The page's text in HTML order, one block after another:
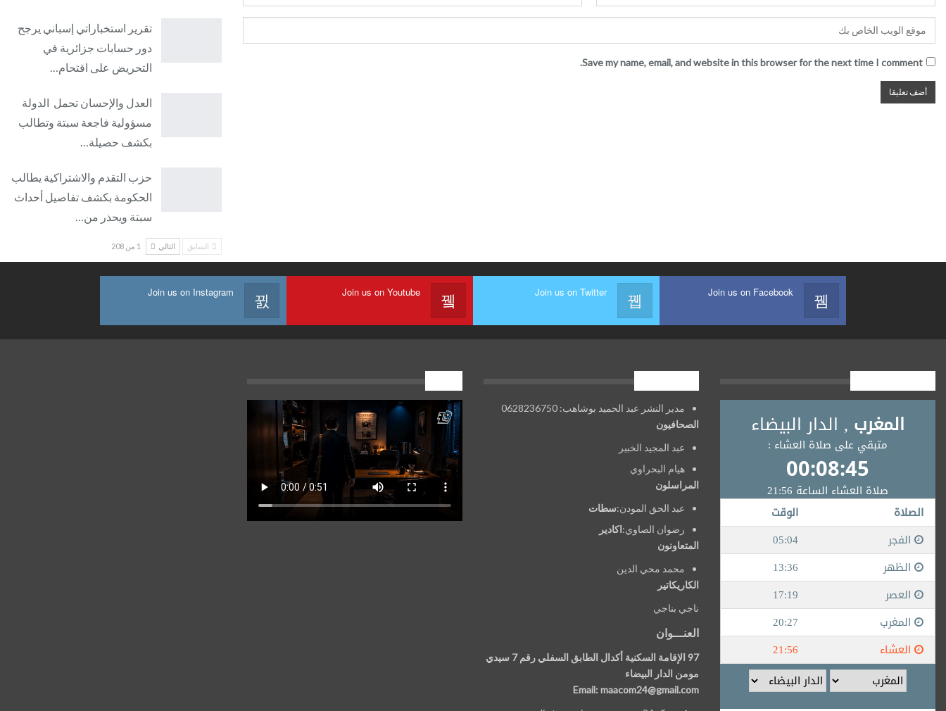
Save my name, email, and website in this browser for the next time I comment.
تقرير استخباراتي إسباني يرجح
دور حسابات جزائرية في
التحريض على اقتحام…
العدل والإحسان تحمل الدولة
مسؤولية فاجعة سبتة وتطالب
بكشف حصيلة…
حزب التقدم والاشتراكية يطالب
الحكومة بكشف تفاصيل أحداث
سبتة ويحذر من…
السابق التالي 1 من 208
Join us on Facebook
Join us on Twitter
Join us on Youtube
Join us on Instagram
مدير النشر عبد الحميد بوشاهب: 0628236750
الصحافيون
عبد المجيد الخبير
هيام البحراوي
المراسلون
عبد الحق المودن:سطات
رضوان الصاوي:اكادير
المتعاونون
محمد محي الدين
الكاريكاتير
ناجي بناجي
العنـــوان
97 الإقامة السكنية أكدال الطابق السفلي رقم 7 سيدي
مومن الدار البيضاء
Email: maacom24@gmail.com